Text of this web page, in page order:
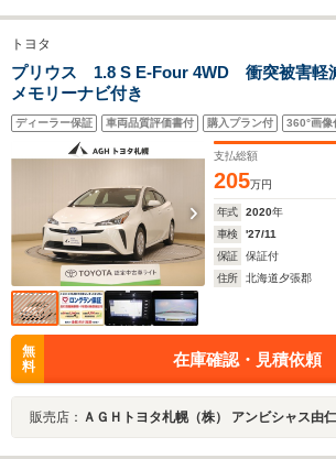
トヨタ
プリウス 1.8 S E-Four 4WD 衝突被害軽
メモリーナビ付き
ディーラー保証 車両品質評価書付 購入プラン付 360°画像
支払総額
205万円
年式 2020年
車検
'27/11
保証
保証付
住所
北海道夕張郡
無
料
在庫確認・見積依頼
販売店： ＡＧＨトヨタ札幌（株） アンビシャス由仁